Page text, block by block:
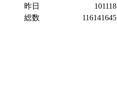
昨日
101118
総数
116141645